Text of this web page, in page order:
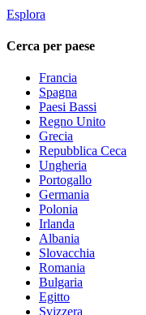
Esplora
Cerca per paese
Francia
Spagna
Paesi Bassi
Regno Unito
Grecia
Repubblica Ceca
Ungheria
Portogallo
Germania
Polonia
Irlanda
Albania
Slovacchia
Romania
Bulgaria
Egitto
Svizzera